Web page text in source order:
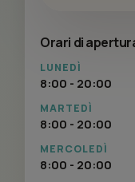
Orari di
LUNEDÌ
8:00 - 20:00
MARTEDÌ
8:00 - 20:00
MERCOLEDÌ
8:00 - 20:00